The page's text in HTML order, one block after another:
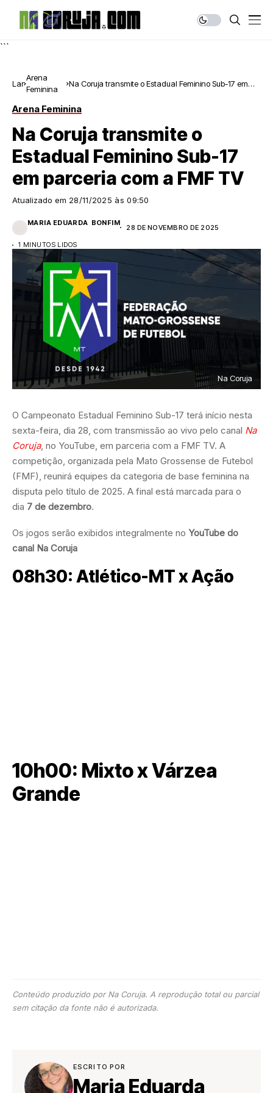
```
Lar
Arena
Feminina
Na Coruja transmite o Estadual Feminino Sub-17 em
Arena Feminina
Na Coruja transmite o
Estadual Feminino Sub-17
em parceria com a FMF TV
Atualizado em 28/11/2025 às 09:50
MARIA EDUARDA BONFIM
28 DE NOVEMBRO DE 2025
1 MINUTOS LIDOS
Na Coruja
O Campeonato Estadual Feminino Sub-17 terá início nesta
sexta-feira, dia 28, com transmissão ao vivo pelo canal Na
Coruja, no YouTube, em parceria com a FMF TV. A
competição, organizada pela Mato Grossense de Futebol
(FMF), reunirá equipes da categoria de base feminina na
disputa pelo título de 2025. A final está marcada para o
dia 7 de dezembro.
Os jogos serão exibidos integralmente no YouTube do
canal Na Coruja
08h30: Atlético-MT x Ação
10h00: Mixto x Várzea
Grande
Conteúdo produzido por Na Coruja. A reprodução total ou parcial
sem citação da fonte não é autorizada.
ESCRITO POR
Maria Eduarda